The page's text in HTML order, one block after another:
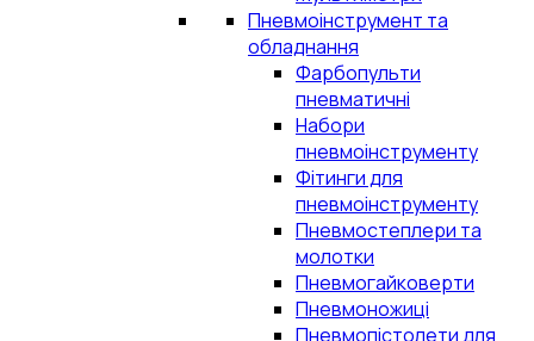
Пневмоінструмент та
обладнання
Фарбопульти
пневматичні
Набори
пневмоінструменту
Фітинги для
пневмоінструменту
Пневмостеплери та
молотки
Пневмогайковерти
Пневмоножиці
Пневмопістолети для